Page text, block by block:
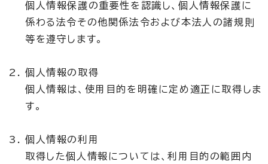
個人情報保護の重要性を認識し、個人情報保護に
係わる法令その他関係法令および本法人の諸規則
等を遵守します。
個人情報の取得
個人情報は、使用目的を明確に定め適正に取得しま
す。
個人情報の利用
取得した個人情報については、利用目的の範囲内